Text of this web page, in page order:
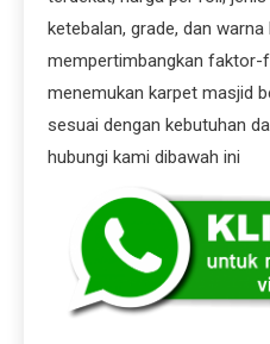
ketebalan, grade, dan warna
mempertimbangkan faktor-
menemukan karpet masjid
sesuai dengan kebutuhan
hubungi kami dibawah ini